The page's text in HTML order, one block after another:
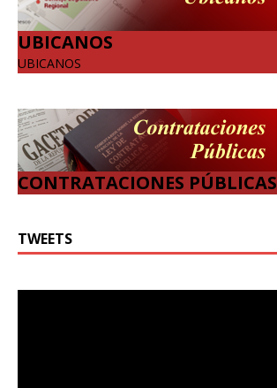
UBICANOS
UBICANOS
CONTRATACIONES PÚBLICAS
TWEETS